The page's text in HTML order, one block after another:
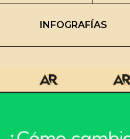
INFOGRAFÍAS